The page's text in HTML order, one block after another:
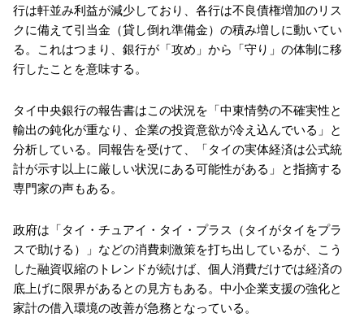
行は軒並み利益が減少しており、各行は不良債権増加のリス
クに備えて引当金（貸し倒れ準備金）の積み増しに動いてい
る。これはつまり、銀行が「攻め」から「守り」の体制に移
行したことを意味する。
タイ中央銀行の報告書はこの状況を「中東情勢の不確実性と
輸出の鈍化が重なり、企業の投資意欲が冷え込んでいる」と
分析している。同報告を受けて、「タイの実体経済は公式統
計が示す以上に厳しい状況にある可能性がある」と指摘する
専門家の声もある。
政府は「タイ・チュアイ・タイ・プラス（タイがタイをプラ
スで助ける）」などの消費刺激策を打ち出しているが、こう
した融資収縮のトレンドが続けば、個人消費だけでは経済の
底上げに限界があるとの見方もある。中小企業支援の強化と
家計の借入環境の改善が急務となっている。